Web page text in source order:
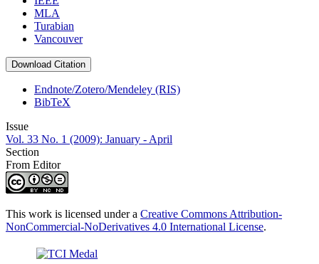
MLA
Turabian
Vancouver
Download Citation
Endnote/Zotero/Mendeley (RIS)
BibTeX
Issue
Vol. 33 No. 1 (2009): January - April
Section
From Editor
This work is licensed under a Creative Commons Attribution-
NonCommercial-NoDerivatives 4.0 International License.